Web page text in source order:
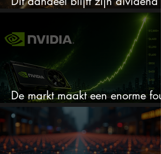
verhogen, wat er ook gebeurt
De markt maakt een enorme fout